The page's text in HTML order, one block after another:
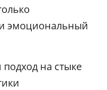
эмоциональный
на стыке